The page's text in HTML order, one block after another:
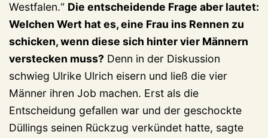
Westfalen.“ Die entscheidende Frage aber lautet:
Welchen Wert hat es, eine Frau ins Rennen zu
schicken, wenn diese sich hinter vier Männern
verstecken muss? Denn in der Diskussion
schwieg Ulrike Ulrich eisern und ließ die vier
Männer ihren Job machen. Erst als die
Entscheidung gefallen war und der geschockte
Düllings seinen Rückzug verkündet hatte, sagte